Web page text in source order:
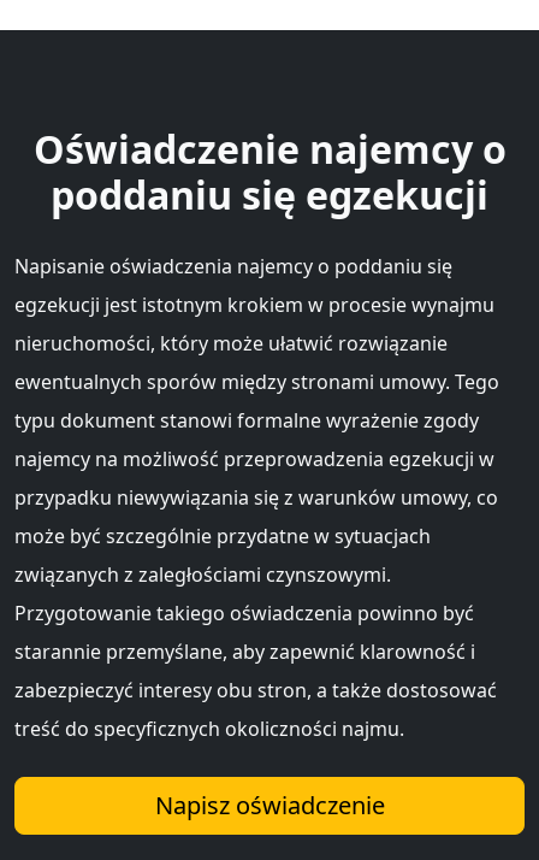
Oświadczenie najemcy o
poddaniu się egzekucji
Napisanie oświadczenia najemcy o poddaniu się
egzekucji jest istotnym krokiem w procesie wynajmu
nieruchomości, który może ułatwić rozwiązanie
ewentualnych sporów między stronami umowy. Tego
typu dokument stanowi formalne wyrażenie zgody
najemcy na możliwość przeprowadzenia egzekucji w
przypadku niewywiązania się z warunków umowy, co
może być szczególnie przydatne w sytuacjach
związanych z zaległościami czynszowymi.
Przygotowanie takiego oświadczenia powinno być
starannie przemyślane, aby zapewnić klarowność i
zabezpieczyć interesy obu stron, a także dostosować
treść do specyficznych okoliczności najmu.
Napisz oświadczenie